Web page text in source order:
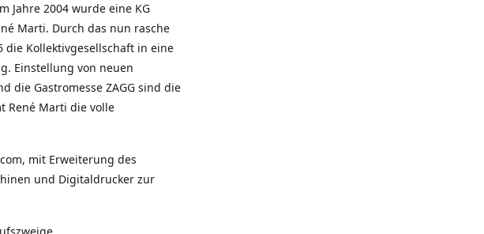
Jahre 2004 wurde eine KG
Marti. Durch das nun rasche
die Kollektivgesellschaft in eine
Einstellung von neuen
Gastromesse ZAGG sind die
René Marti die volle
mit Erweiterung des
und Digitaldrucker zur